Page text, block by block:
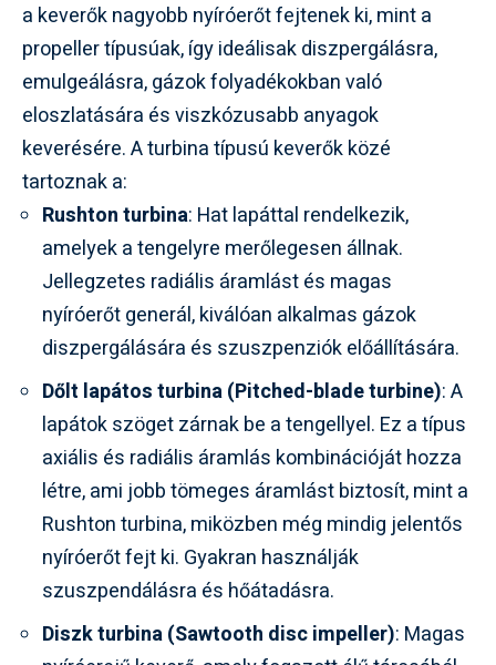
a keverők nagyobb nyíróerőt fejtenek ki, mint a
propeller típusúak, így ideálisak diszpergálásra,
emulgeálásra, gázok folyadékokban való
eloszlatására és viszkózusabb anyagok
keverésére. A turbina típusú keverők közé
tartoznak a:
Rushton turbina: Hat lapáttal rendelkezik,
amelyek a tengelyre merőlegesen állnak.
Jellegzetes radiális áramlást és magas
nyíróerőt generál, kiválóan alkalmas gázok
diszpergálására és szuszpenziók előállítására.
Dőlt lapátos turbina (Pitched-blade turbine): A
lapátok szöget zárnak be a tengellyel. Ez a típus
axiális és radiális áramlás kombinációját hozza
létre, ami jobb tömeges áramlást biztosít, mint a
Rushton turbina, miközben még mindig jelentős
nyíróerőt fejt ki. Gyakran használják
szuszpendálásra és hőátadásra.
Diszk turbina (Sawtooth disc impeller): Magas